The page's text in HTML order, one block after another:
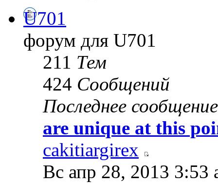
U701
форум для U701
211 Тем
424 Сообщений
Последнее сообщение
are unique at this
cakitiargirex
Вс апр 28, 2013 3:53